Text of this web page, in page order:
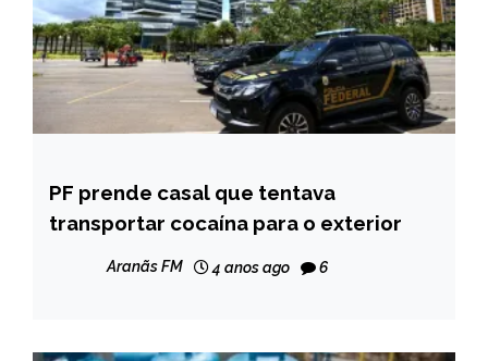
BRASIL
NOTÍCIAS
PF prende casal que tentava
transportar cocaína para o exterior
Aranãs FM 4 anos ago 6